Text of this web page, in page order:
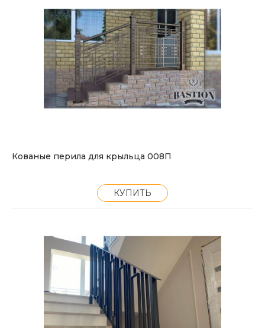
Кованые перила для крыльца 008П
КУПИТЬ